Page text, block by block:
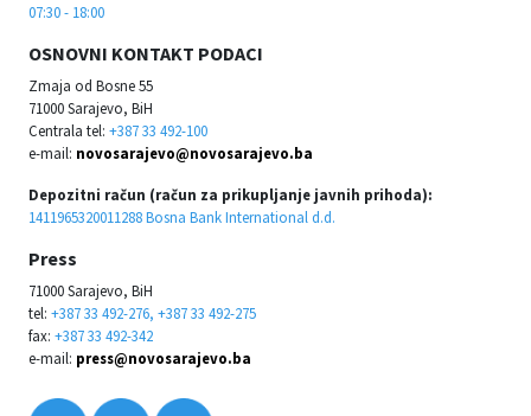
07:30 - 18:00
OSNOVNI KONTAKT PODACI
Zmaja od Bosne 55
71000 Sarajevo, BiH
Centrala tel: +387 33 492-100
e-mail: novosarajevo@novosarajevo.ba
Depozitni račun (račun za prikupljanje javnih prihoda):
1411965320011288 Bosna Bank International d.d.
Press
71000 Sarajevo, BiH
tel: +387 33 492-276, +387 33 492-275
fax: +387 33 492-342
e-mail: press@novosarajevo.ba